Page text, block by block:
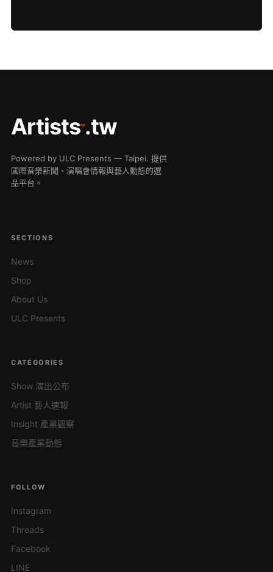
Artists™.tw
Powered by ULC Presents — Taipei. 提供
國際音樂新聞、演唱會情報與藝人動態的選
品平台。
SECTIONS
News
Shop
About Us
ULC Presents
CATEGORIES
Show 演出公布
Artist 藝人速報
Insight 產業觀察
音樂產業動態
FOLLOW
Instagram
Threads
Facebook
LINE